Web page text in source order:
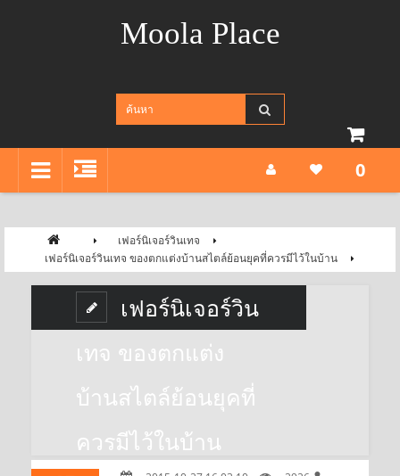
Moola Place
0
เฟอร์นิเจอร์วินเทจ
เฟอร์นิเจอร์วินเทจ ของตกแต่งบ้านสไตล์ย้อนยุคที่ควรมีไว้ในบ้าน
เฟอร์นิเจอร์วิน
เทจ ของตกแต่ง
บ้านสไตล์ย้อนยุคที่
ควรมีไว้ในบ้าน